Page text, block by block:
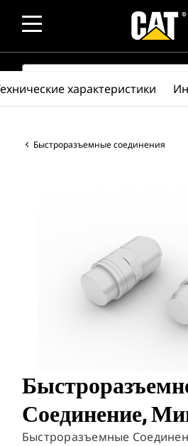
SEARCH
Быстроразъемные соединения
Соединение,
Быстроразъемные
характеристики